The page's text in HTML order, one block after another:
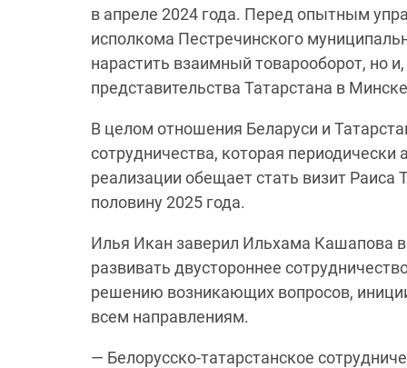
в апреле 2024 года. Перед опытным
исполкома Пестречинского
нарастить взаимный товарооборот, но
представительства Татарстана в
В целом отношения Беларуси и
сотрудничества, которая
реализации обещает стать визит
половину 2025 года.
Илья Икан заверил Ильхама Кашапова
развивать двустороннее
решению возникающих вопросов,
всем направлениям.
— Белорусско-татарстанское